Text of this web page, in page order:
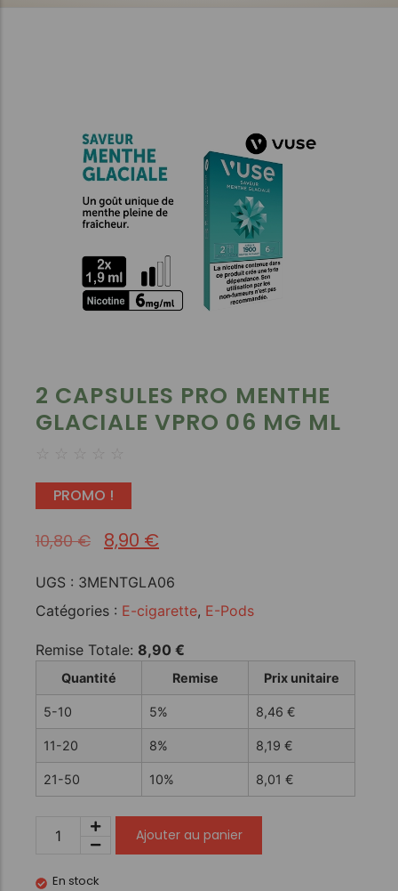
2 CAPSULES PRO MENTHE
GLACIALE VPRO 06 MG ML
☆ ☆ ☆ ☆ ☆
PROMO !
10,80€ 8,90 €
UGS : 3MENTGLA06
Catégories : E-cigarette, E-Pods
Remise Totale: 8,90 €
Quantité Remise Prix unitaire
5-10 5% 8,46 €
11-20 8% 8,19 €
21-50 10% 8,01 €
Ajouter au panier
En stock